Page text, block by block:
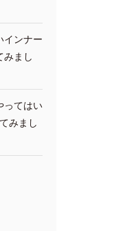
インナー
みまし
ってはい
みまし